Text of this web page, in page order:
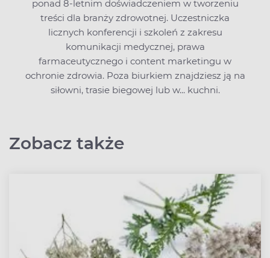
ponad 8-letnim doświadczeniem w tworzeniu
treści dla branży zdrowotnej. Uczestniczka
licznych konferencji i szkoleń z zakresu
komunikacji medycznej, prawa
farmaceutycznego i content marketingu w
ochronie zdrowia. Poza biurkiem znajdziesz ją na
siłowni, trasie biegowej lub w... kuchni.
Zobacz także